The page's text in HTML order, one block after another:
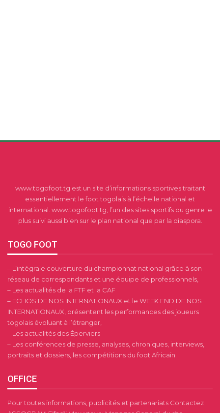
www.togofoot.tg est un site d’informations sportives traitant
essentiellement le foot togolais à l’échelle national et
international. www.togofoot.tg, l’un des sites sportifs du genre le
plus suivi aussi bien sur le plan national que par la diaspora.
TOGO FOOT
– L’intégrale couverture du championnat national grâce à son
réseau de correspondants et une équipe de professionnels,
– Les actualités de la FTF et la CAF
– ECHOS DE NOS INTERNATIONAUX et le WEEK END DE NOS
INTERNATIONAUX, présentent les performances des joueurs
togolais évoluant à l’étranger,
– Les actualités des Éperviers
– Les conférences de presse, analyses, chroniques, interviews,
portraits et dossiers, les compétitions du foot Africain.
OFFICE
Pour toutes informations, publicités et partenariats Contactez